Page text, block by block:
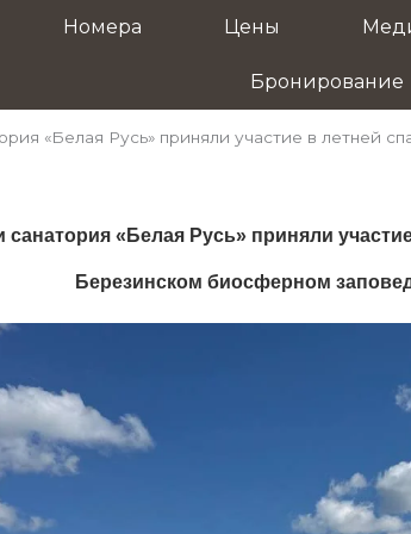
Номера Цены
Бронирование
«Белая Русь» приняли участие в летней
санатория «Белая Русь» приняли
Березинском биосферном